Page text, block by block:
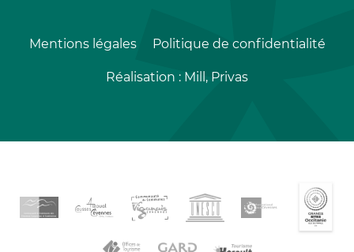
Mentions légales Politique de confidentialité
Réalisation : Mill, Privas